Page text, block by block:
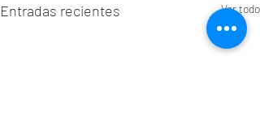
Entradas recientes Ver todo